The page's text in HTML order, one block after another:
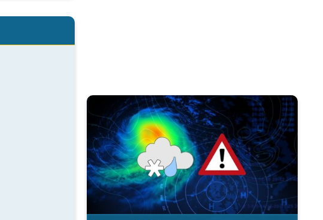
La complexité des prévisions météo. Comprendre le